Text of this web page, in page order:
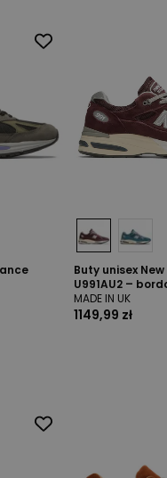
Buty unisex
U991AU2 –
MADE IN UK
1149,99 zł